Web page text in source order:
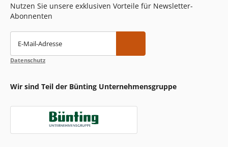
Nutzen Sie unsere exklusiven Vorteile für Newsletter-
Abonnenten
E-Mail-Adresse
Datenschutz
Wir sind Teil der Bünting Unternehmensgruppe